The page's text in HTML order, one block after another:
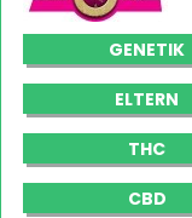
GENETIK
ELTERN
THC
CBD